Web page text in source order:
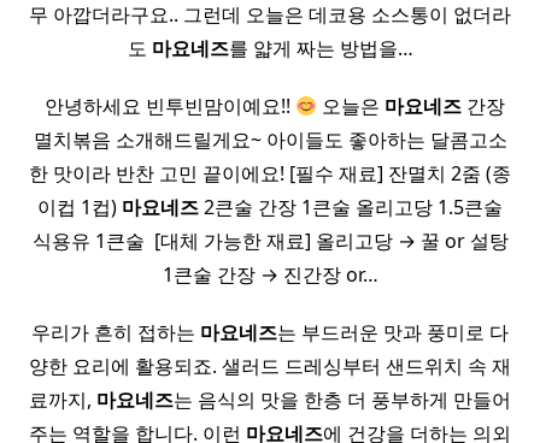
무 아깝더라구요.. 그런데 오늘은 데코용 소스통이 없더라
도 마요네즈를 얇게 짜는 방법을…
​ ​ 안녕하세요 빈투빈맘이예요!! 오늘은 마요네즈 간장
멸치볶음 소개해드릴게요~ 아이들도 좋아하는 달콤고소
한 맛이라 반찬 고민 끝이에요! [필수 재료] 잔멸치 2줌 (종
이컵 1컵) 마요네즈2큰술 간장 1큰술 올리고당 1.5큰술
식용유 1큰술 ​ [대체 가능한 재료] 올리고당 → 꿀 or 설탕
1큰술 간장 → 진간장 or…
우리가 흔히 접하는 마요네즈는 부드러운 맛과 풍미로 다
양한 요리에 활용되죠. 샐러드 드레싱부터 샌드위치 속 재
료까지, 마요네즈는 음식의 맛을 한층 더 풍부하게 만들어
주는 역할을 합니다. 이런 마요네즈에 건강을 더하는 의외